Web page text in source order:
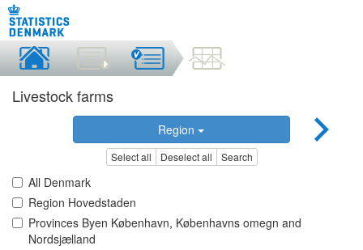
Livestock farms
Region
Select all Deselect all Search
All Denmark
Region Hovedstaden
Provinces Byen København, Københavns omegn and
Nordsjælland